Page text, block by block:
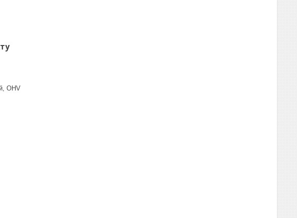
OHV